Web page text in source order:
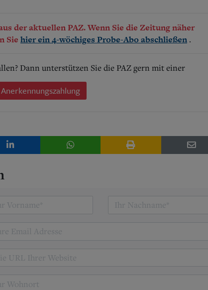
der aktuellen PAZ. Wenn Sie die Zeitung näher
Sie hier ein 4-wöchiges Probe-Abo abschließen .
Dann unterstützen Sie die PAZ gern mit einer
Anerkennungszahlung